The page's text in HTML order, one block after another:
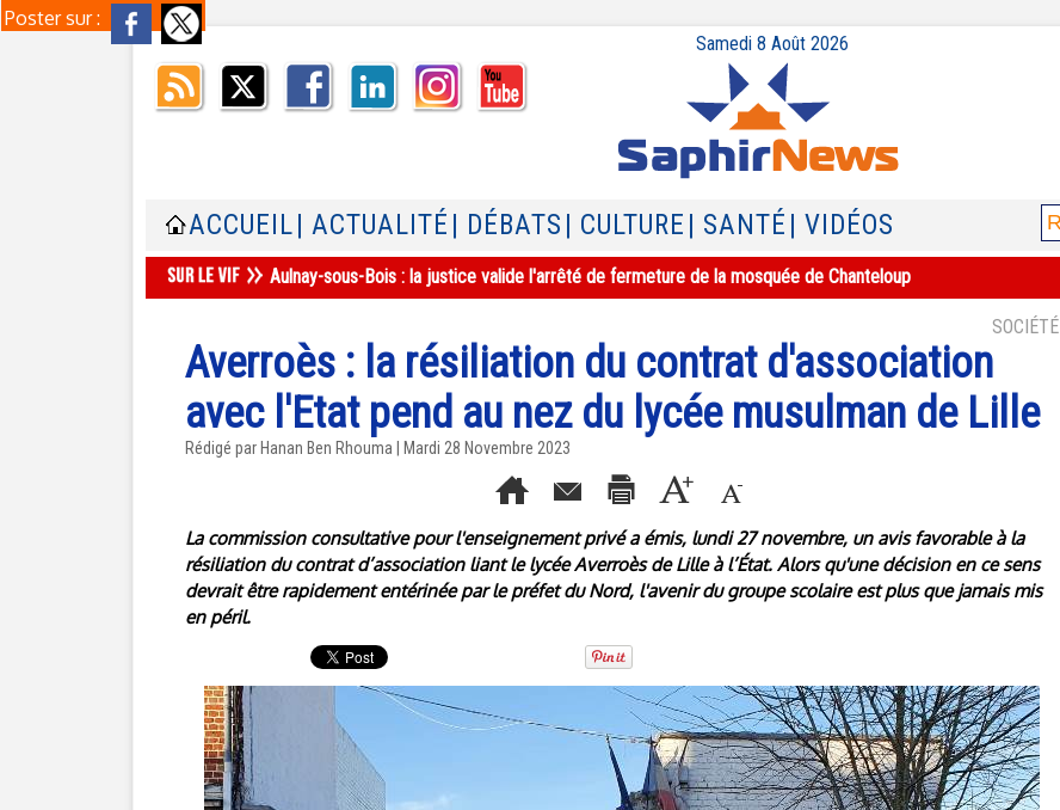
Poster sur :
Samedi 8 Août 2026
ACCUEIL | ACTUALITÉ | DÉBATS | CULTURE | SANTÉ | VIDÉOS
Aulnay-sous-Bois : la justice valide l'arrêté de fermeture de la mosquée de Chanteloup
SOCIÉTÉ
Averroès : la résiliation du contrat d'association
avec l'Etat pend au nez du lycée musulman de Lille
Rédigé par Hanan Ben Rhouma | Mardi 28 Novembre 2023
La commission consultative pour l'enseignement privé a émis, lundi 27 novembre, un avis favorable à la
résiliation du contrat d’association liant le lycée Averroès de Lille à l’État. Alors qu'une décision en ce sens
devrait être rapidement entérinée par le préfet du Nord, l'avenir du groupe scolaire est plus que jamais mis
en péril.